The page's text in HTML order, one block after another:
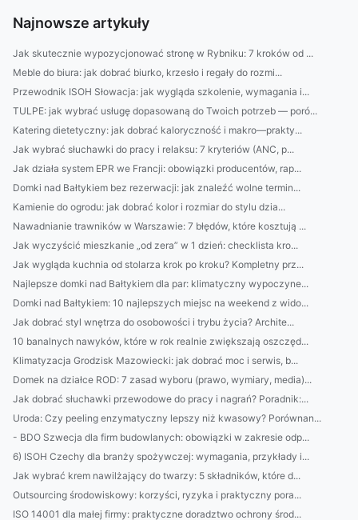
Najnowsze artykuły
Jak skutecznie wypozycjonować stronę w Rybniku: 7 kroków od ...
Meble do biura: jak dobrać biurko, krzesło i regały do rozmi...
Przewodnik ISOH Słowacja: jak wygląda szkolenie, wymagania i...
TULPE: jak wybrać usługę dopasowaną do Twoich potrzeb — poró...
Katering dietetyczny: jak dobrać kaloryczność i makro—prakty...
Jak wybrać słuchawki do pracy i relaksu: 7 kryteriów (ANC, p...
Jak działa system EPR we Francji: obowiązki producentów, rap...
Domki nad Bałtykiem bez rezerwacji: jak znaleźć wolne termin...
Kamienie do ogrodu: jak dobrać kolor i rozmiar do stylu dzia...
Nawadnianie trawników w Warszawie: 7 błędów, które kosztują ...
Jak wyczyścić mieszkanie „od zera” w 1 dzień: checklista kro...
Jak wygląda kuchnia od stolarza krok po kroku? Kompletny prz...
Najlepsze domki nad Bałtykiem dla par: klimatyczny wypoczyne...
Domki nad Bałtykiem: 10 najlepszych miejsc na weekend z wido...
Jak dobrać styl wnętrza do osobowości i trybu życia? Archite...
10 banalnych nawyków, które w rok realnie zwiększają oszczęd...
Klimatyzacja Grodzisk Mazowiecki: jak dobrać moc i serwis, b...
Domek na działce ROD: 7 zasad wyboru (prawo, wymiary, media)...
Jak dobrać słuchawki przewodowe do pracy i nagrań? Poradnik:...
Uroda: Czy peeling enzymatyczny lepszy niż kwasowy? Porównan...
- BDO Szwecja dla firm budowlanych: obowiązki w zakresie odp...
6) ISOH Czechy dla branży spożywczej: wymagania, przykłady i...
Jak wybrać krem nawilżający do twarzy: 5 składników, które d...
Outsourcing środowiskowy: korzyści, ryzyka i praktyczny pora...
ISO 14001 dla małej firmy: praktyczne doradztwo ochrony środ...